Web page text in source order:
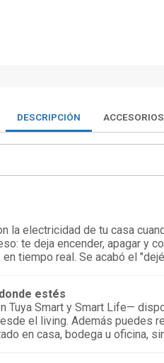
DESCRIPCIÓN ACCESORIOS
la electricidad de tu casa
te deja encender, apagar y
tiempo real. Se acabó el
estés
Tuya Smart y Smart Life—
el living. Además puedes
en casa, bodega u oficina,